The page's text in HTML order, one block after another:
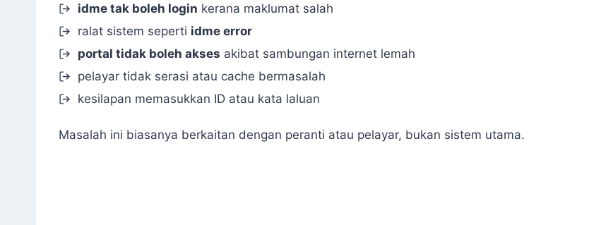
idme tak boleh login kerana maklumat salah
ralat sistem seperti idme error
portal tidak boleh akses akibat sambungan internet lemah
pelayar tidak serasi atau cache bermasalah
kesilapan memasukkan ID atau kata laluan
Masalah ini biasanya berkaitan dengan peranti atau pelayar, bukan sistem utama.